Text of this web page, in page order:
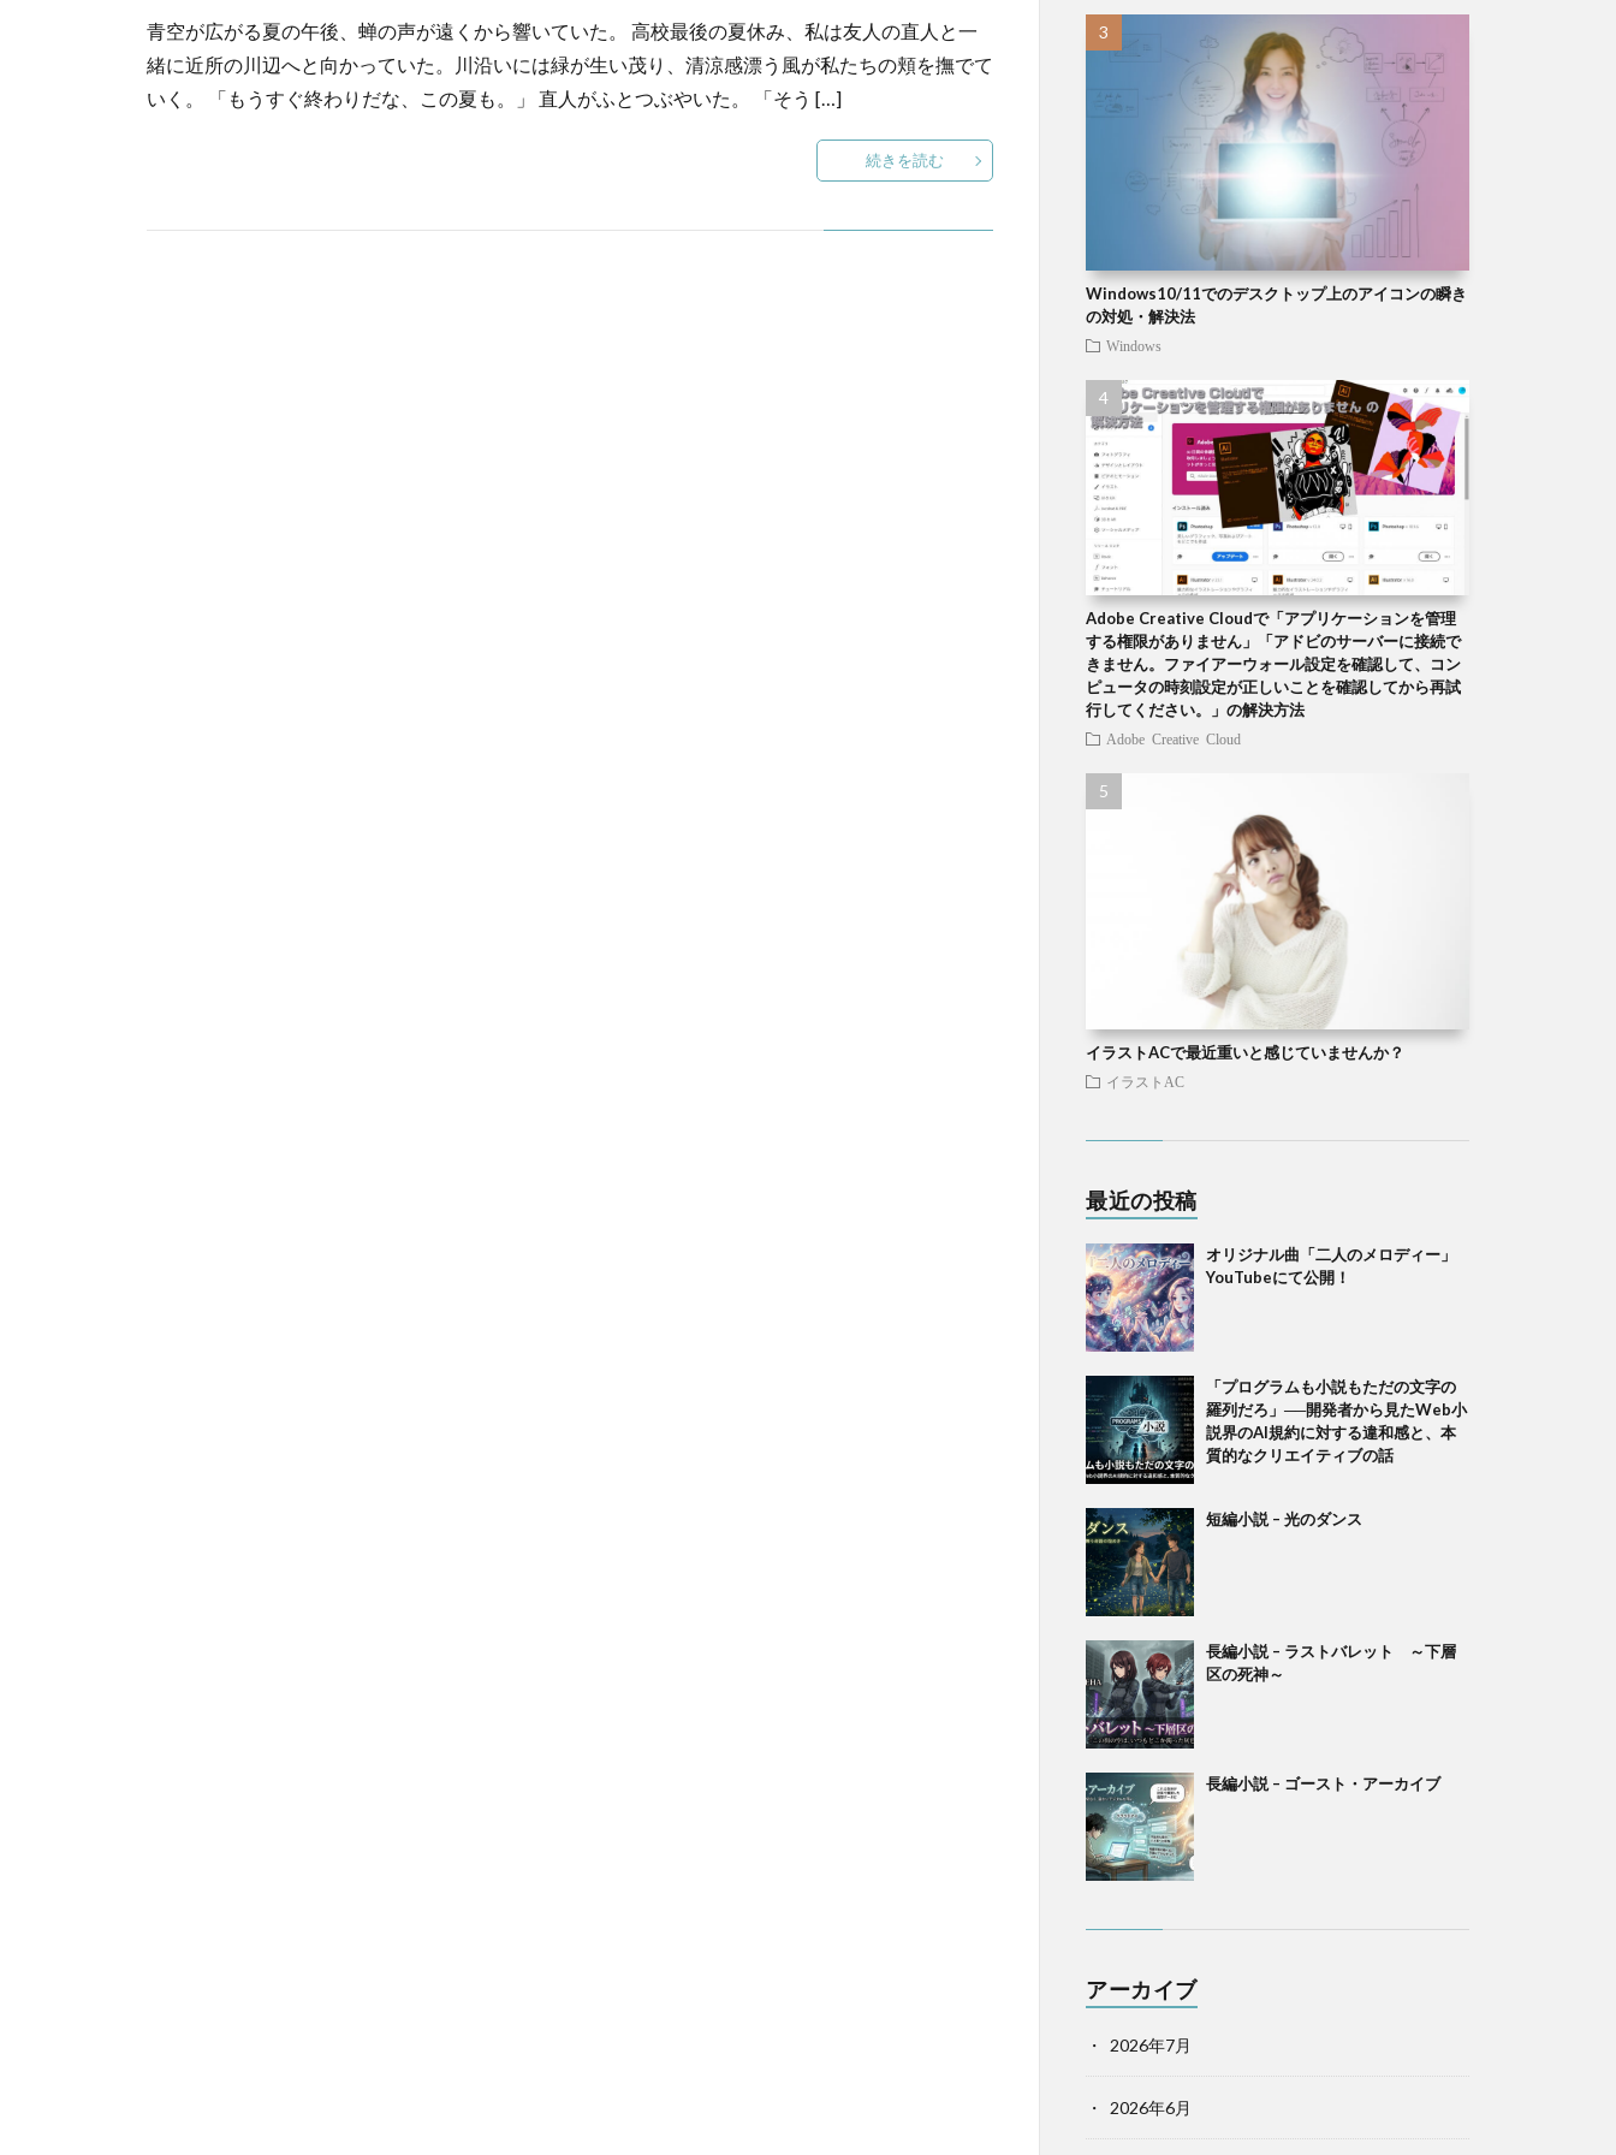
青空が広がる夏の午後、蝉の声が遠くから響いていた。 高校最後の夏休み、私は友人の直人と一
緒に近所の川辺へと向かっていた。川沿いには緑が生い茂り、清涼感漂う風が私たちの頬を撫でて
いく。 「もうすぐ終わりだな、この夏も。」 直人がふとつぶやいた。 「そう […]
続きを読む
Windows10/11でのデスクトップ上のアイコンの瞬き
の対処・解決法
Windows
Adobe Creative Cloudで「アプリケーションを管理
する権限がありません」「アドビのサーバーに接続で
きません。ファイアーウォール設定を確認して、コン
ピュータの時刻設定が正しいことを確認してから再試
行してください。」の解決方法
Adobe Creative Cloud
イラストACで最近重いと感じていませんか？
イラストAC
最近の投稿
オリジナル曲「二人のメロディー」
YouTubeにて公開！
「プログラムも小説もただの文字の
羅列だろ」──開発者から見たWeb小
説界のAI規約に対する違和感と、本
質的なクリエイティブの話
短編小説 – 光のダンス
長編小説 – ラストバレット ～下層
区の死神～
長編小説 – ゴースト・アーカイブ
アーカイブ
2026年7月
2026年6月